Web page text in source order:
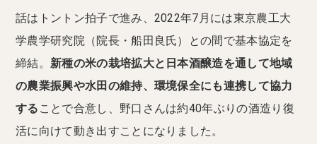
話はトントン拍子で進み、2022年7月には東京農工大
学農学研究院（院長・船田良氏）との間で基本協定を
締結。 新種の米の栽培拡大と日本酒醸造を通して地域
の農業振興や水田の維持、環境保全にも連携して協力
する ことで合意し、野口さんは約40年ぶりの酒造り復
活に向けて動き出すことになりました。